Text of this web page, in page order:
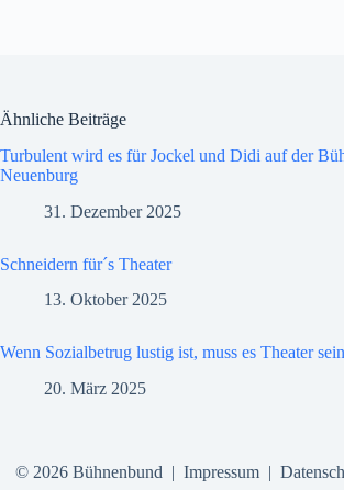
Ähnliche Beiträge
Turbulent wird es für Jockel und Didi auf der
Neuenburg
31. Dezember 2025
Schneidern für´s Theater
13. Oktober 2025
Wenn Sozialbetrug lustig ist, muss es Theater sein
20. März 2025
© 2026 Bühnenbund | Impressum|